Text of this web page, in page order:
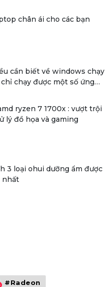
chân ái cho các bạn
cần biết về windows chạy
chạy được một số ứng
ryzen 7 1700x : vượt trội
lý đồ họa và gaming
3 loại ohui dưỡng ẩm được
nhất
#Radeon